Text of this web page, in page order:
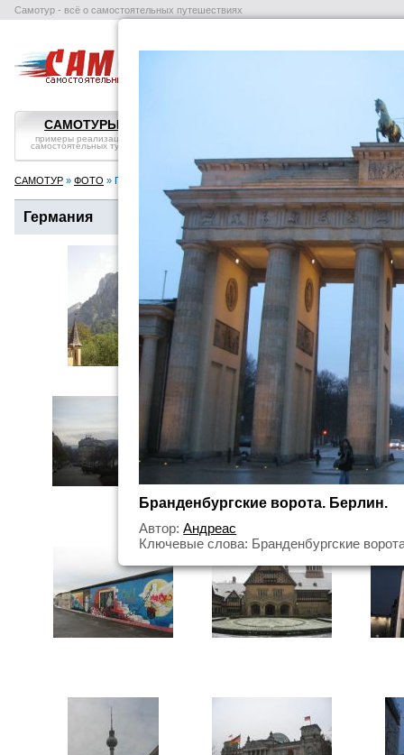
Самотур - всё о самостоятельных путешествиях
САМОТУРЫ
примеры реализации
самостоятельных туров
СТРАНЫ
справка,
посмотреть
САМОТУР » ФОТО » Германия
Германия
Бранденбургские ворота. Берлин.
Автор:Андреас
Ключевые слова: Бранденбургские